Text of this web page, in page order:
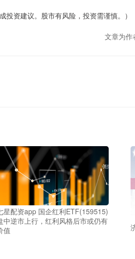
投资建议。股市有风险，投资需谨慎。）
文章为作
星配资app 国企红利ETF(159515)
中逆市上行，红利风格后市或仍有
值